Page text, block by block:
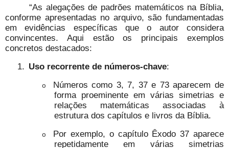
“As alegações de padrões matemáticos na Bíblia,
conforme apresentadas no arquivo, são fundamentadas
em evidências específicas que o autor considera
convincentes. Aqui estão os principais exemplos
concretos destacados:
1. Uso recorrente de números-chave:
o
Números como 3, 7, 37 e 73 aparecem de
forma proeminente em várias simetrias e
relações matemáticas associadas à
estrutura dos capítulos e livros da Bíblia.
o
Por exemplo, o capítulo Êxodo 37 aparece
repetidamente em várias simetrias